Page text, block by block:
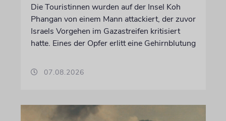
Die Touristinnen wurden auf der Insel Koh
Phangan von einem Mann attackiert, der zuvor
Israels Vorgehen im Gazastreifen kritisiert
hatte. Eines der Opfer erlitt eine Gehirnblutung
07.08.2026